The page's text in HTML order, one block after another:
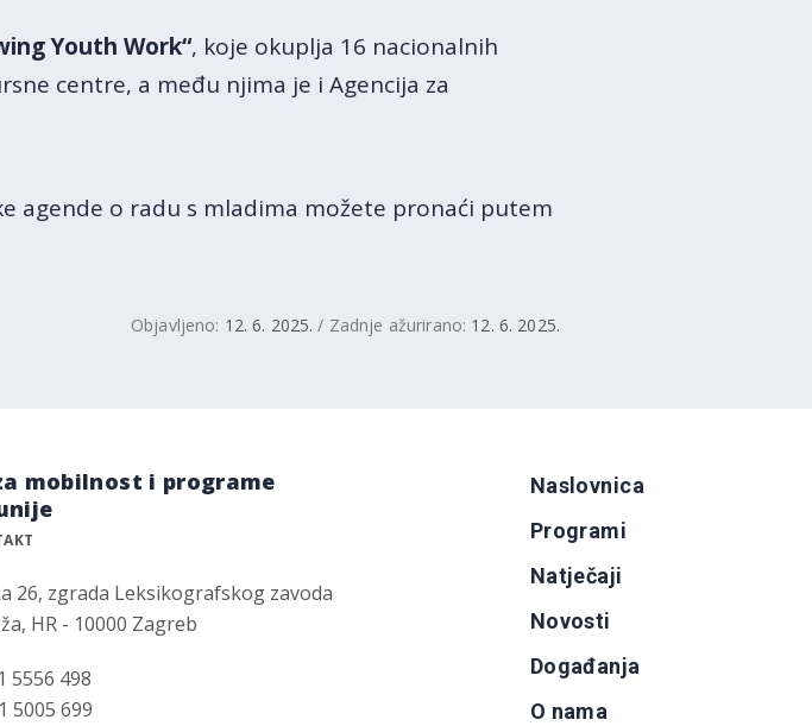
Youth Work“, koje okuplja 16 nacionalnih
centre, a među njima je i Agencija za
agende o radu s mladima možete pronaći putem
Objavljeno: 12. 6. 2025. / Zadnje ažurirano: 12. 6. 2025.
mobilnost i programe
26, zgrada Leksikografskog zavoda
HR - 10000 Zagreb
5556 498
5005 699
Naslovnica
Programi
Natječaji
Novosti
Događanja
O nama